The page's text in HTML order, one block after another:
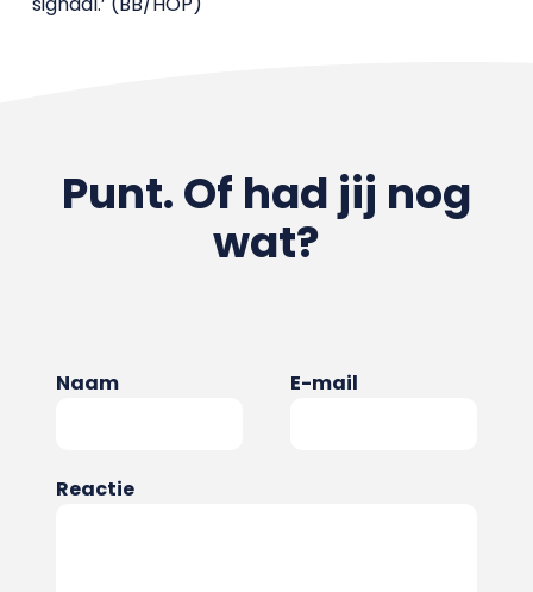
Punt. Of had jij nog
wat?
Naam E-mail
Reactie